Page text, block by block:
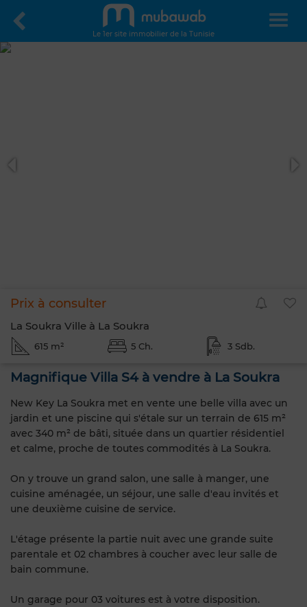
Le 1er site immobilier de la Tunisie
Prix à consulter
La Soukra Ville à La Soukra
615 m² 5 Ch. 3 Sdb.
Magnifique Villa S4 à vendre à La Soukra
New Key La Soukra met en vente une belle villa avec un
jardin et une piscine qui s'étale sur un terrain de 615 m²
avec 340 m² de bâti, située dans un quartier résidentiel
et calme, proche de toutes commodités à La Soukra.
On y trouve un grand salon, une salle à manger, une
cuisine aménagée, un séjour, une salle d'eau invités et
une deuxième cuisine de service.
L'étage présente la partie nuit avec une grande suite
parentale et 02 chambres à coucher avec leur salle de
bain commune.
Un garage pour 03 voitures est à votre disposition.